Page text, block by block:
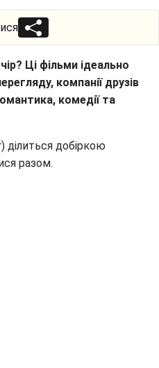
Ці фільми ідеально
компанії друзів
комедії та
ділиться добіркою
разом.